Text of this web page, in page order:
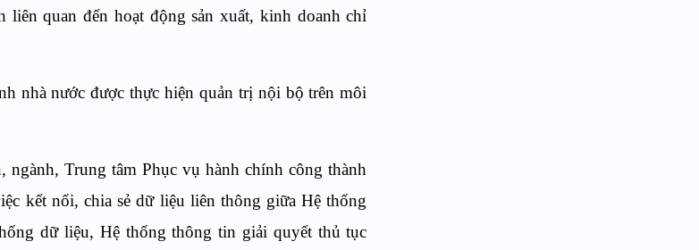
quan đến hoạt động sản xuất, kinh doanh chỉ
nhà nước được thực hiện quản trị nội bộ trên môi
Trung tâm Phục vụ hành chính công thành
kết nối, chia sẻ dữ liệu liên thông giữa Hệ thống
dữ liệu, Hệ thống thông tin giải quyết thủ tục